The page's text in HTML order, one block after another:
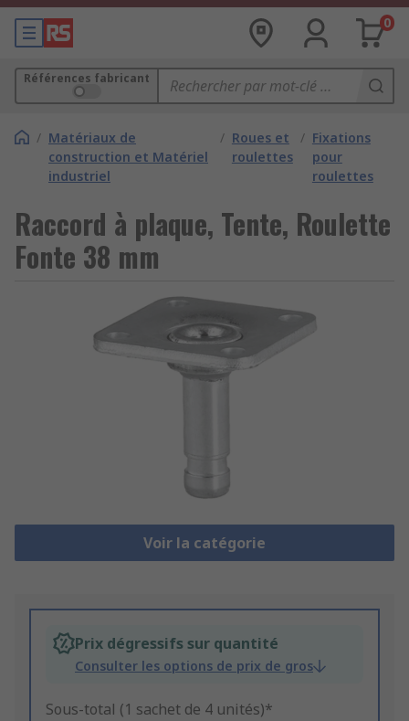
0
Références fabricant
/ Matériaux de
construction et Matériel
industriel
/ Roues et
roulettes
/ Fixations
pour
roulettes
Raccord à plaque, Tente, Roulette
Fonte 38 mm
Voir la catégorie
Prix dégressifs sur quantité
Consulter les options de prix de gros
Sous-total (1 sachet de 4 unités)*